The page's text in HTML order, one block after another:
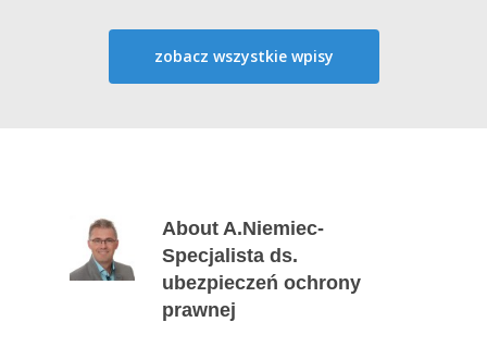
zobacz wszystkie wpisy
About A.Niemiec-
Specjalista ds.
ubezpieczeń ochrony
prawnej